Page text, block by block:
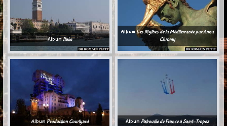
AlbumItalie
AlbumLes Mythes de la Méditerranée par Anna
Chromy
Album Production Courtyard AlbumPatrouille de France à Saint-Tropez